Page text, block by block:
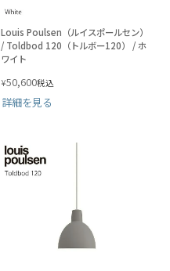
Louis Poulsen（ルイスポールセン）
/ Toldbod 120（トルボー120） / ホ
ワイト
¥50,600税込
詳細を見る